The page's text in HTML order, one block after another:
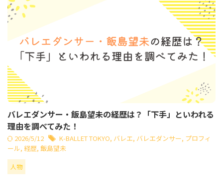
バレエダンサー・飯島望未の経歴は？「下手」といわれる
理由を調べてみた！
2026/5/12 K-BALLET TOKYO, バレエ, バレエダンサー, プロフィ
ール, 経歴, 飯島望未
人物